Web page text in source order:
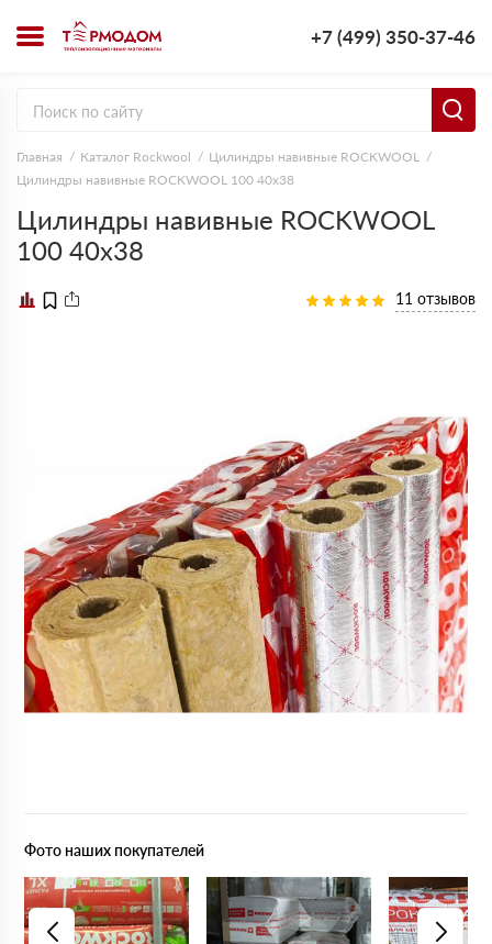
+7 (499) 350-37-46
Главная Каталог Rockwool
Цилиндры навивные ROCKWOOL
Цилиндры навивные ROCKWOOL 100 40х38
Цилиндры навивные ROCKWOOL
100 40х38
11 отзывов
Фото наших покупателей